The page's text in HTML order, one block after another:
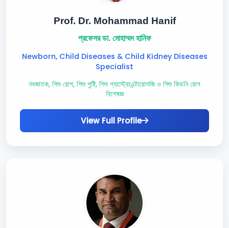
Prof. Dr. Mohammad Hanif
প্রফেসর ডা. মোহাম্মদ হানিফ
Newborn, Child Diseases & Child Kidney Diseases
Specialist
নবজাতক, শিশু রোগ, শিশু পুষ্টি, শিশু গ্যাস্ট্রোএন্টারোলজি ও শিশু কিডনি রোগ
বিশেষজ্ঞ
View Full Profile